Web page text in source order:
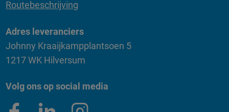
Routebeschrijving
Adres leveranciers
Johnny Kraaijkampplantsoen 5
1217 WK Hilversum
Volg ons op social media